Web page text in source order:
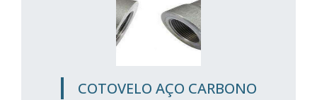
COTOVELO AÇO CARBONO